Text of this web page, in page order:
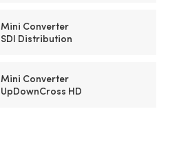
Mini Converter
SDI Distribution
Mini Converter
UpDownCross HD